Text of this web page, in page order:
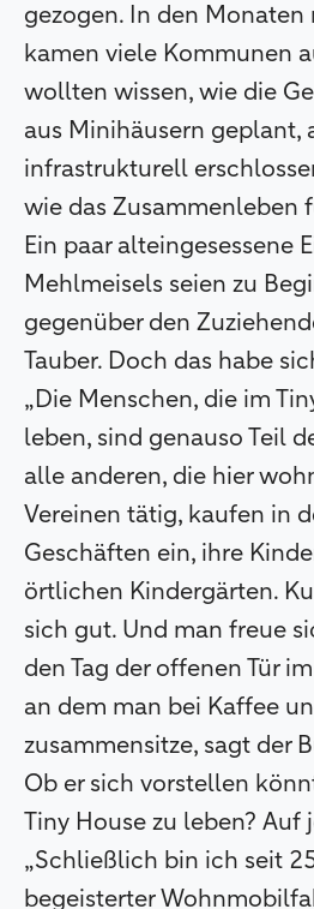
gezogen. In den Monaten
kamen viele Kommunen
wollten wissen, wie die
aus Minihäusern geplant,
infrastrukturell
wie das Zusammenleben
Ein paar alteingesessene
Mehlmeisels seien zu
gegenüber den
Tauber. Doch das habe
„Die Menschen, die im
leben, sind genauso Teil
alle anderen, die hier
Vereinen tätig, kaufen in
Geschäften ein, ihre
örtlichen Kindergärten.
sich gut. Und man freue
den Tag der offenen Tür
an dem man bei Kaffee
zusammensitze, sagt der
Ob er sich vorstellen
Tiny House zu leben? Auf
„Schließlich bin ich seit
begeisterter